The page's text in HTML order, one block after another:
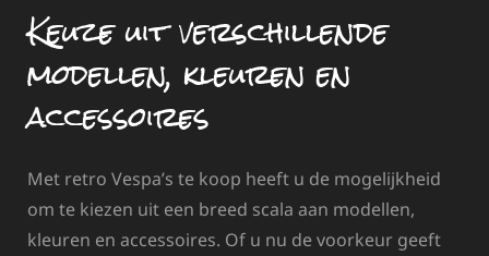
Keuze uit verschillende
modellen, kleuren en
accessoires
Met retro Vespa’s te koop heeft u de mogelijkheid
om te kiezen uit een breed scala aan modellen,
kleuren en accessoires. Of u nu de voorkeur geeft